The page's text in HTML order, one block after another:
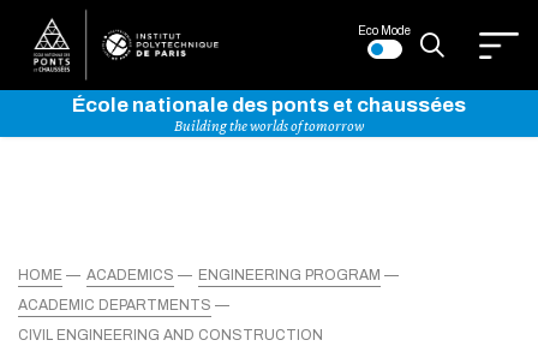
Eco Mode
École nationale des ponts et chaussées
Building the worlds of tomorrow
HOME ACADEMICS
ENGINEERING PROGRAM
ACADEMIC DEPARTMENTS
CIVIL ENGINEERING AND CONSTRUCTION